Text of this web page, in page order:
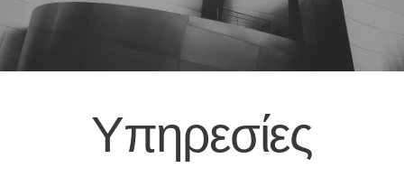
Υπηρεσίες